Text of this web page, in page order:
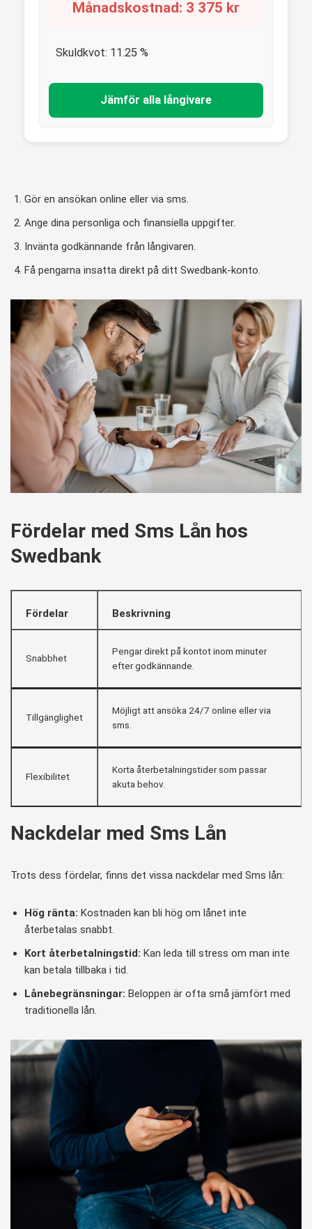
Månadskostnad: 3 375 kr
Skuldkvot: 11.25 %
Jämför alla långivare
Gör en ansökan online eller via sms.
Ange dina personliga och finansiella uppgifter.
Invänta godkännande från långivaren.
Få pengarna insatta direkt på ditt Swedbank-konto.
Fördelar med Sms Lån hos
Swedbank
Fördelar Beskrivning
Snabbhet
Pengar direkt på kontot inom minuter
efter godkännande.
Tillgänglighet
Möjligt att ansöka 24/7 online eller via
sms.
Flexibilitet
Korta återbetalningstider som passar
akuta behov.
Nackdelar med Sms Lån
Trots dess fördelar, finns det vissa nackdelar med Sms lån:
Hög ränta: Kostnaden kan bli hög om lånet inte
återbetalas snabbt.
Kort återbetalningstid: Kan leda till stress om man inte
kan betala tillbaka i tid.
Lånebegränsningar: Beloppen är ofta små jämfört med
traditionella lån.